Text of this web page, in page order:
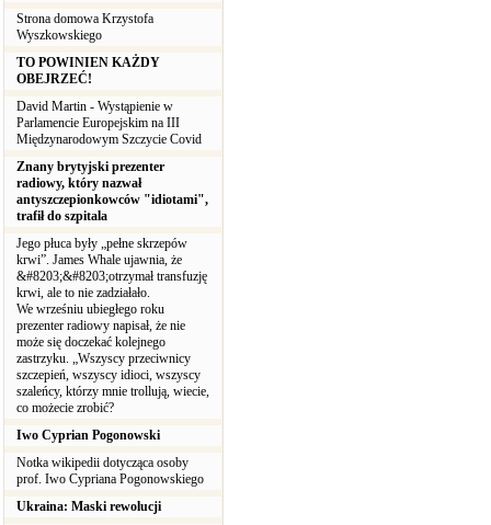
Strona domowa Krzystofa
Wyszkowskiego
TO POWINIEN KAŻDY
OBEJRZEĆ!
David Martin - Wystąpienie w
Parlamencie Europejskim na III
Międzynarodowym Szczycie Covid
Znany brytyjski prezenter
radiowy, który nazwał
antyszczepionkowców "idiotami",
trafił do szpitala
Jego płuca były „pełne skrzepów
krwi”. James Whale ujawnia, że
&#8203;&#8203;otrzymał transfuzję
krwi, ale to nie zadziałało.
We wrześniu ubiegłego roku
prezenter radiowy napisał, że nie
może się doczekać kolejnego
zastrzyku. „Wszyscy przeciwnicy
szczepień, wszyscy idioci, wszyscy
szaleńcy, którzy mnie trollują, wiecie,
co możecie zrobić?
Iwo Cyprian Pogonowski
Notka wikipedii dotycząca osoby
prof. Iwo Cypriana Pogonowskiego
Ukraina: Maski rewolucji